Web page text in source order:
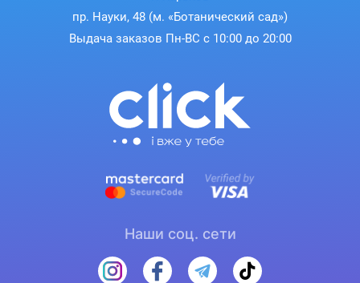
пр. Науки, 48 (м. «Ботанический сад»)
Выдача заказов Пн-ВС с 10:00 до 20:00
Наши соц. сети